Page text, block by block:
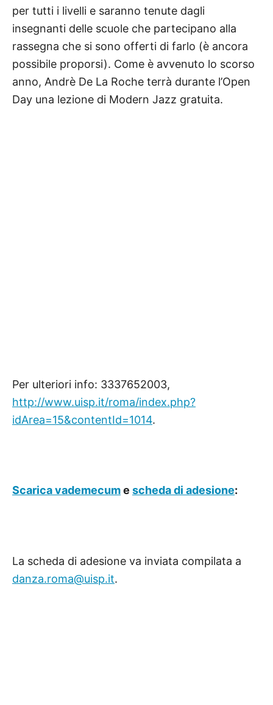
per tutti i livelli e saranno tenute dagli
insegnanti delle scuole che partecipano alla
rassegna che si sono offerti di farlo (è ancora
possibile proporsi). Come è avvenuto lo scorso
anno, Andrè De La Roche terrà durante l’Open
Day una lezione di Modern Jazz gratuita.
Per ulteriori info: 3337652003,
http://www.uisp.it/roma/index.php?
idArea=15&contentId=1014.
Scarica vademecume scheda di adesione:
La scheda di adesione va inviata compilata a
danza.roma@uisp.it.